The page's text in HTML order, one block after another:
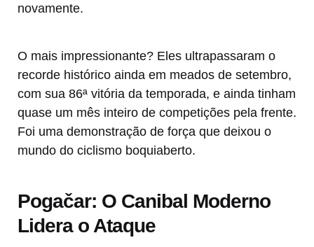
novamente.
O mais impressionante? Eles ultrapassaram o
recorde histórico ainda em meados de setembro,
com sua 86ª vitória da temporada, e ainda tinham
quase um mês inteiro de competições pela frente.
Foi uma demonstração de força que deixou o
mundo do ciclismo boquiaberto.
Pogačar: O Canibal Moderno
Lidera o Ataque